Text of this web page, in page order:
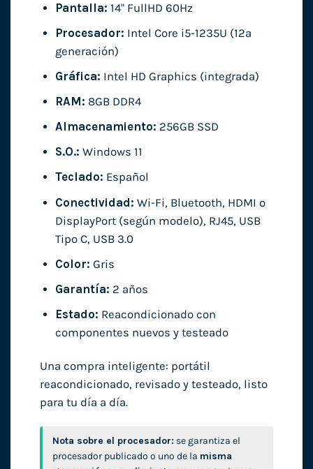
Pantalla: 14" FullHD 60Hz
Procesador: Intel Core i5-1235U (12ª
generación)
Gráfica: Intel HD Graphics (integrada)
RAM: 8GB DDR4
Almacenamiento: 256GB SSD
S.O.: Windows 11
Teclado: Español
Conectividad: Wi-Fi, Bluetooth, HDMI o
DisplayPort (según modelo), RJ45, USB
Tipo C, USB 3.0
Color: Gris
Garantía: 2 años
Estado: Reacondicionado con
componentes nuevos y testeado
Una compra inteligente: portátil
reacondicionado, revisado y testeado, listo
para tu día a día.
Nota sobre el procesador: se garantiza el
procesador publicado o uno de la misma